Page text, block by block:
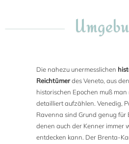
Die nahezu unermesslichen
Reichtümerdes Veneto, aus
historischen Epochen muß
detailliert aufzählen. Venedig,
Ravenna sind Grund genug für
denen auch der Kenner immer
entdecken kann. Der Brenta-